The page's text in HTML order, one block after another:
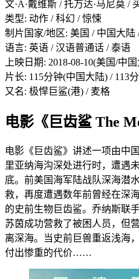
文·A·戴维斯 / 托万达·马尼莫 /
类型: 动作 / 科幻 / 惊悚
制片国家/地区: 美国 / 中国大陆
语言: 英语 / 汉语普通话 / 泰语
上映日期: 2018-08-10(美国/中
片长: 115分钟(中国大陆) / 113
又名: 极悍巨鲨(港) / 麦格
电影《巨齿鲨 The
电影《巨齿鲨》讲述一项由中
里亚纳海沟深处进行时，遭遇
底。前美国海军陆战队深海潜
救，再度遭遇数年前曾经在深
的史前生物巨齿鲨。乔纳斯联
苏茵成功营救了被困人员，但
离深海。当史前巨兽重返浅海
付出惨重的代价……